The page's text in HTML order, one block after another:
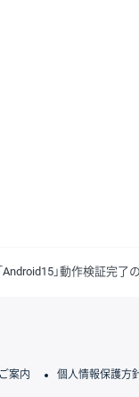
Android15」動作検証完了
案内 個人情報保護方